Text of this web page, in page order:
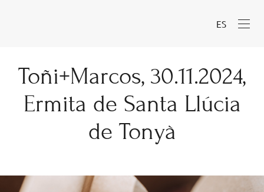
ES
Toñi+Marcos, 30.11.2024,
Ermita de Santa Llúcia
de Tonyà